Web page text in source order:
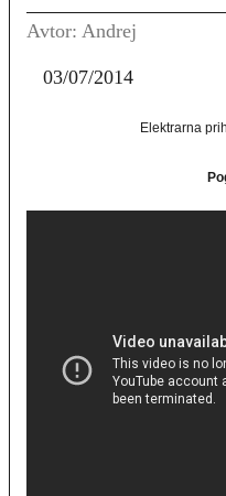
Avtor: Andrej
03/07/2014
Elektrarna